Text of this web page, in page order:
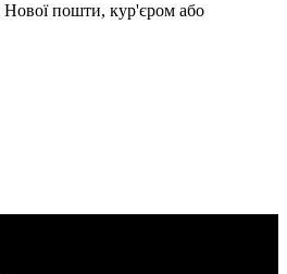
Нової пошти, кур'єром або